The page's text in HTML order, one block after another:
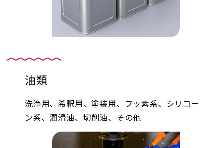
油類
洗浄用、希釈用、塗装用、フッ素系、シリコー
ン系、潤滑油、切削油、その他